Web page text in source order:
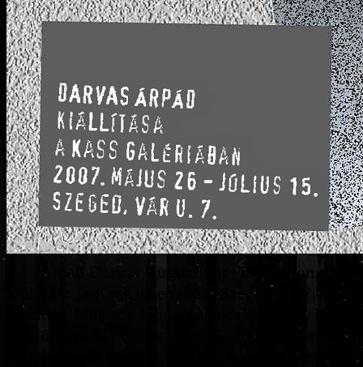
Arpad Darvas Ausstellung, Exhibition,
kiállitása, a Kass galeriában, Szeged 2007,
Sándor, Majoros János, Jelenczki István,
Villö, Gyárfás Gabor, Olah György, Ilona
Béla, Izsák Magda, Izsák Magdolna, Darvas